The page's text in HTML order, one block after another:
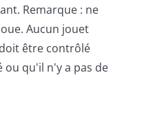
Remarque : ne
Aucun jouet
être contrôlé
qu'il n'y a pas de